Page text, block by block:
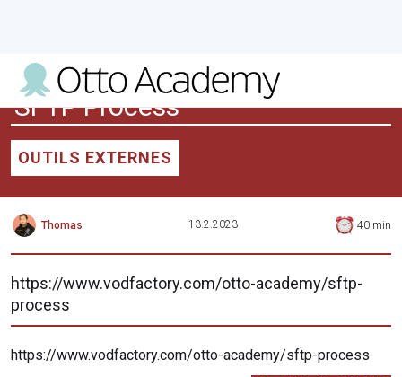
SFTP Process
OUTILS EXTERNES
Thomas 13.2.2023 40 min
https://www.vodfactory.com/otto-academy/sftp-
process
https://www.vodfactory.com/otto-academy/sftp-process